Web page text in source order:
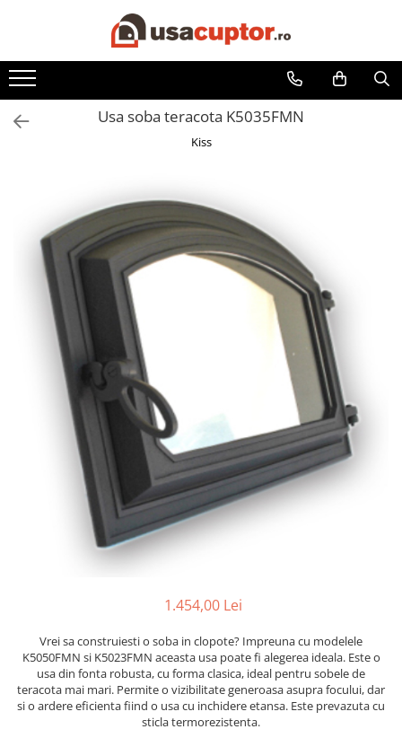
Accesorii si componente
Cuptor soba
Admisie aer pentru ardere
Aprindere si intretinere
Componente sobe
Usa soba teracota K5035FMN
Kiss
1.454,00 Lei
Vrei sa construiesti o soba in clopote? Impreuna cu modelele
K5050FMN si K5023FMN aceasta usa poate fi alegerea ideala. Este o
usa din fonta robusta, cu forma clasica, ideal pentru sobele de
teracota mai mari. Permite o vizibilitate generoasa asupra focului, dar
si o ardere eficienta fiind o usa cu inchidere etansa. Este prevazuta cu
sticla termorezistenta.